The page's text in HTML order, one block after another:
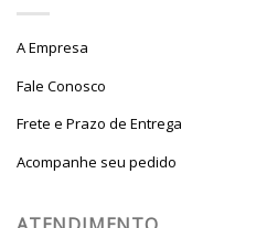
A Empresa
Fale Conosco
Frete e Prazo de Entrega
Acompanhe seu pedido